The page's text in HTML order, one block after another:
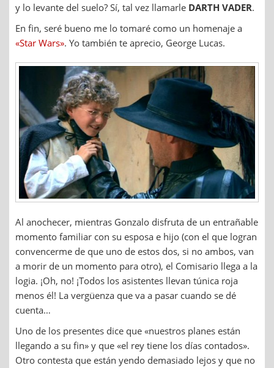
y lo levante del suelo? Sí, tal vez llamarle DARTH VADER.
En fin, seré bueno me lo tomaré como un homenaje a
«Star Wars». Yo también te aprecio, George Lucas.
Al anochecer, mientras Gonzalo disfruta de un entrañable
momento familiar con su esposa e hijo (con el que logran
convencerme de que uno de estos dos, si no ambos, van
a morir de un momento para otro), el Comisario llega a la
logia. ¡Oh, no! ¡Todos los asistentes llevan túnica roja
menos él! La vergüenza que va a pasar cuando se dé
cuenta…
Uno de los presentes dice que «nuestros planes están
llegando a su fin» y que «el rey tiene los días contados».
Otro contesta que están yendo demasiado lejos y que no